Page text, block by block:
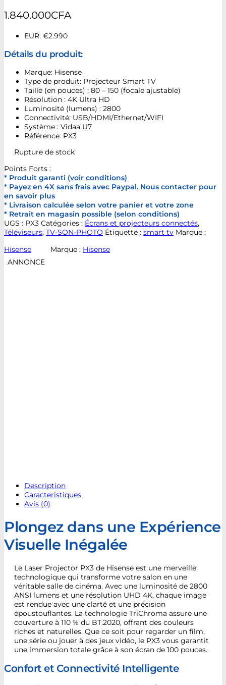
1.840.000CFA
EUR: €2.990
Détails du produit:
Marque: Hisense
Type de produit: Projecteur Smart TV
Taille (en pouces) : 80 – 150 (focale ajustable)
Résolution : 4K Ultra HD
Luminosité (lumens) : 2800
Connectivité: USB/HDMI/Ethernet/WIFI
Système : Vidaa U7
Référence: PX3
Rupture de stock
Points Forts :
* Produit garanti (voir conditions)
* Payez en 4X sans frais avec Paypal. Nous contacter pour
en savoir plus
* Livraison calculée selon votre panier et votre zone
* Retrait en magasin possible (selon conditions)
UGS : PX3 Catégories : Écrans et projecteurs connectés,
Téléviseurs, TV-SON-PHOTO Étiquette : smart tv Marque :
Hisense
Marque : Hisense
ANNONCE
Description
Caracteristiques
Avis (0)
Plongez dans une Expérience
Visuelle Inégalée
Le Laser Projector PX3 de Hisense est une merveille
technologique qui transforme votre salon en une
véritable salle de cinéma. Avec une luminosité de 2800
ANSI lumens et une résolution UHD 4K, chaque image
est rendue avec une clarté et une précision
époustouflantes. La technologie TriChroma assure une
couverture à 110 % du BT.2020, offrant des couleurs
riches et naturelles. Que ce soit pour regarder un film,
une série ou jouer à des jeux vidéo, le PX3 vous garantit
une immersion totale grâce à son écran de 100 pouces.
Confort et Connectivité Intelligente